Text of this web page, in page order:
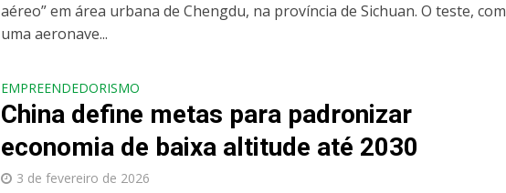
aéreo” em área urbana de Chengdu, na província de Sichuan. O teste, com
uma aeronave...
EMPREENDEDORISMO
China define metas para padronizar
economia de baixa altitude até 2030
3 de fevereiro de 2026